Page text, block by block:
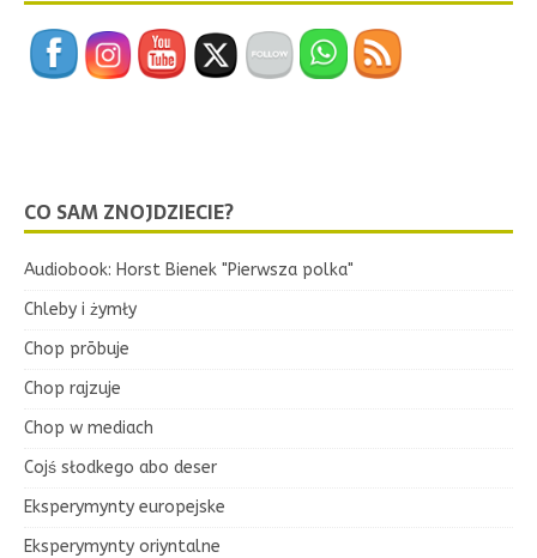
CO SAM ZNOJDZIECIE?
Audiobook: Horst Bienek "Pierwsza polka"
Chleby i żymły
Chop prōbuje
Chop rajzuje
Chop w mediach
Cojś słodkego abo deser
Eksperymynty europejske
Eksperymynty oriyntalne